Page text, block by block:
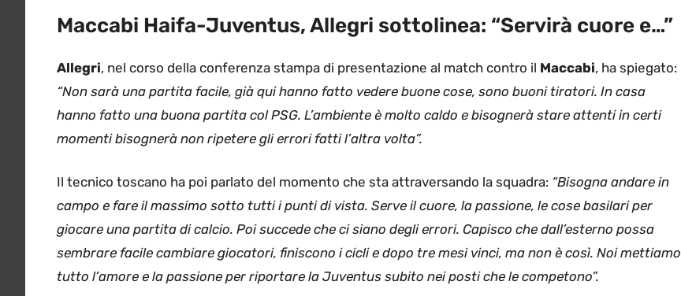
Maccabi Haifa-Juventus, Allegri sottolinea: “Servirà cuore e…”
Allegri, nel corso della conferenza stampa di presentazione al match contro il Maccabi, ha spiegato:
“Non sarà una partita facile, già qui hanno fatto vedere buone cose, sono buoni tiratori. In casa
hanno fatto una buona partita col PSG. L’ambiente è molto caldo e bisognerà stare attenti in certi
momenti bisognerà non ripetere gli errori fatti l’altra volta”.
Il tecnico toscano ha poi parlato del momento che sta attraversando la squadra: “Bisogna andare in
campo e fare il massimo sotto tutti i punti di vista. Serve il cuore, la passione, le cose basilari per
giocare una partita di calcio. Poi succede che ci siano degli errori. Capisco che dall’esterno possa
sembrare facile cambiare giocatori, finiscono i cicli e dopo tre mesi vinci, ma non è così. Noi mettiamo
tutto l’amore e la passione per riportare la Juventus subito nei posti che le competono”.